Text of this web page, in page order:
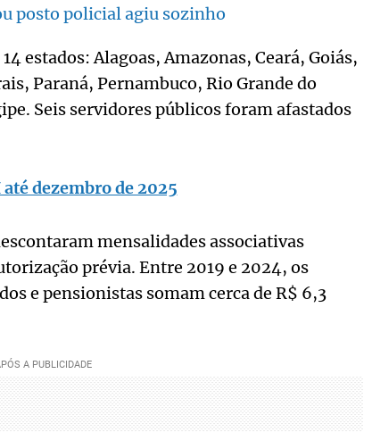
posto policial agiu sozinho
estados: Alagoas, Amazonas, Ceará, Goiás,
Paraná, Pernambuco, Rio Grande do
Seis servidores públicos foram afastados
dezembro de 2025
mensalidades associativas
prévia. Entre 2019 e 2024, os
e pensionistas somam cerca de R$ 6,3